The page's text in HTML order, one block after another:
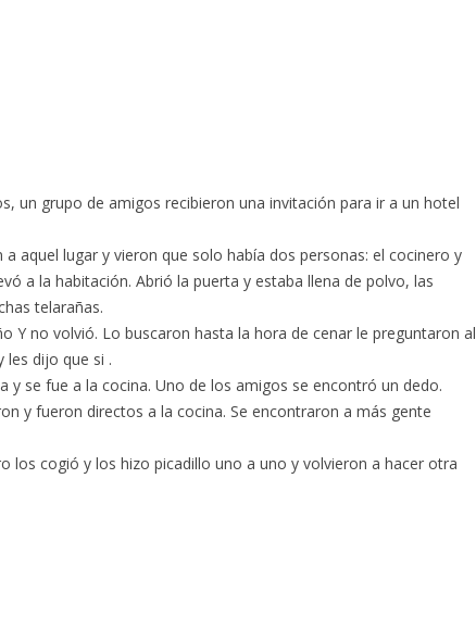
un grupo de amigos recibieron una invitación para ir a un hotel
aquel lugar y vieron que solo había dos personas: el cocinero y
a la habitación. Abrió la puerta y estaba llena de polvo, las
telarañas.
Y no volvió. Lo buscaron hasta la hora de cenar le preguntaron al
les dijo que si .
y se fue a la cocina. Uno de los amigos se encontró un dedo.
y fueron directos a la cocina. Se encontraron a más gente
los cogió y los hizo picadillo uno a uno y volvieron a hacer otra